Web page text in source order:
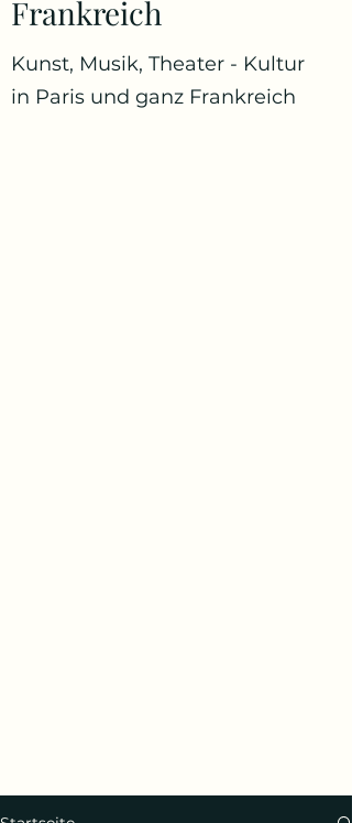
Frankreich
Kunst, Musik, Theater - Kultur
in Paris und ganz Frankreich